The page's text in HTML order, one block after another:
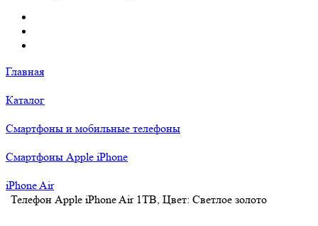
Главная
Каталог
Смартфоны и мобильные телефоны
Смартфоны Apple iPhone
iPhone Air
Телефон Apple iPhone Air 1TB, Цвет: Светлое золото